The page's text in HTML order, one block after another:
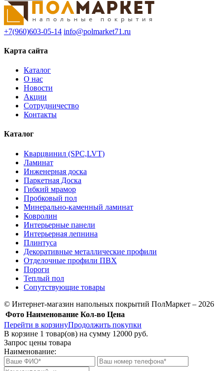
+7(960)603-05-14 info@polmarket71.ru
Карта сайта
Каталог
О нас
Новости
Акции
Сотрудничество
Контакты
Каталог
Кварцвинил (SPC,LVT)
Ламинат
Инженерная доска
Паркетная Доска
Гибкий мрамор
Пробковый пол
Минерально-каменный ламинат
Ковролин
Интерьерные панели
Интерьерная лепнина
Плинтуса
Декоративные металлические профили
Отделочные профили ПВХ
Пороги
Теплый пол
Сопутствующие товары
© Интернет-магазин напольных покрытий ПолМаркет – 2026
Фото Наименование Кол-во Цена
Перейти в корзинуПродолжить покупки
В корзине 1 товар(ов) на сумму 12000 руб.
Запрос цены товара
Наименование: